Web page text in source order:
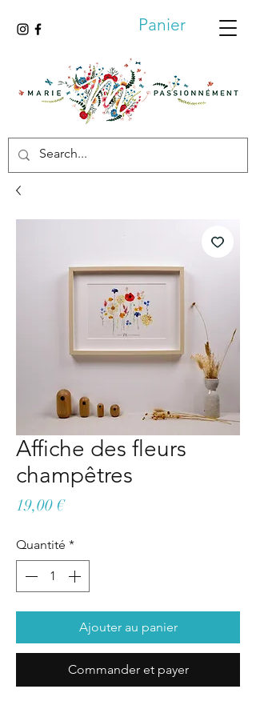
Panier
Affiche des fleurs
champêtres
19,00 €Prix
Quantité *
Ajouter au panier
Commander et payer